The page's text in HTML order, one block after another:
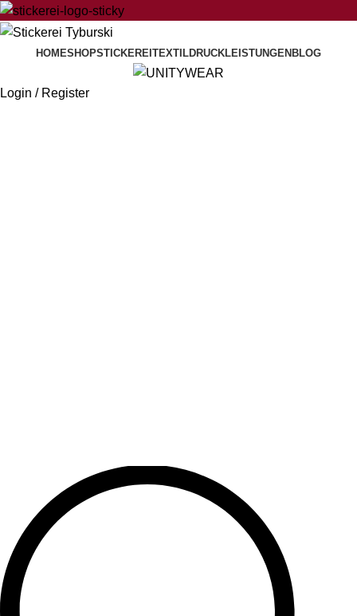
HOMESHOPSTICKEREITEXTILDRUCKLEISTUNGENBLOG
Login / Register